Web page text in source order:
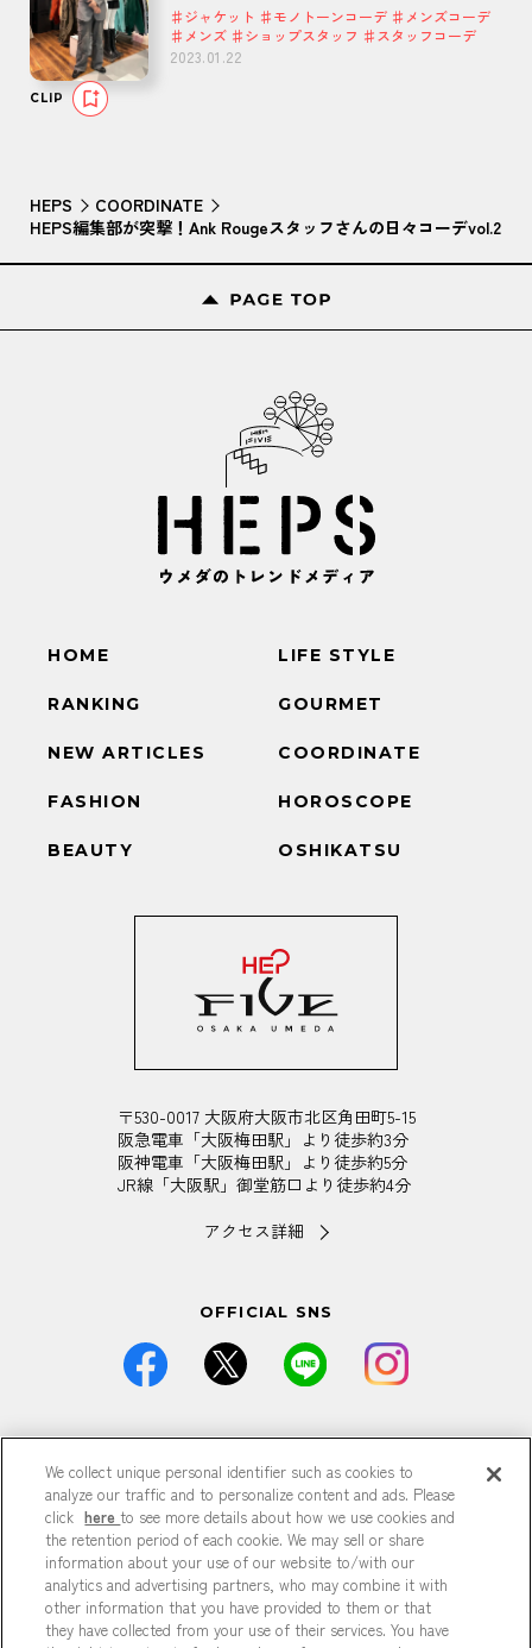
♯ジャケット ♯モノトーンコーデ ♯メンズコーデ
♯メンズ ♯ショップスタッフ ♯スタッフコーデ
2023.01.22
CLIP
HEPS
COORDINATE
HEPS編集部が突撃！Ank Rougeスタッフさんの日々コーデvol.2
HOME
RANKING
NEW ARTICLES
FASHION
BEAUTY
LIFE STYLE
GOURMET
COORDINATE
HOROSCOPE
OSHIKATSU
〒530-0017 大阪府大阪市北区角田町5-15
阪急電車「大阪梅田駅」より徒歩約3分
阪神電車「大阪梅田駅」より徒歩約5分
JR線「大阪駅」御堂筋口より徒歩約4分
アクセス詳細
OFFICIAL SNS
掲載している情報は予告なく仕様・デザイン・価格等が変更と
なる場合がございます。
掲載している情報は各記事が公開された時点のもので、現在と
異なる可能性がございます。
掲載商品は数に限りがございますので、品切れの際はご容赦く
ださい。
商品の詳細は各店までお問い合わせください。
特に記載がない場合、すべて参考商品です。
We collect unique personal identifier such as cookies to
analyze our traffic and to personalize content and ads. Please
click hereto see more details about how we use cookies and
the retention period of each cookie. We may sell or share
information about your use of our website to/with our
analytics and advertising partners, who may combine it with
other information that you have provided to them or that
they have collected from your use of their services. You have